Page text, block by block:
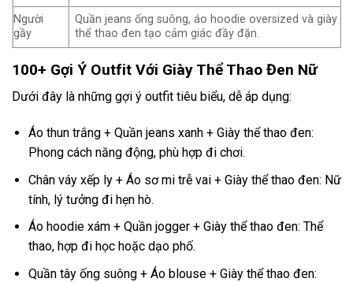
Người
gầy
Quần jeans ống suông, áo hoodie oversized và giày
thể thao đen tạo cảm giác đầy đặn.
100+ Gợi Ý Outfit Với Giày Thể Thao Đen Nữ
Dưới đây là những gợi ý outfit tiêu biểu, dễ áp dụng:
Áo thun trắng + Quần jeans xanh + Giày thể thao đen:
Phong cách năng động, phù hợp đi chơi.
Chân váy xếp ly + Áo sơ mi trễ vai + Giày thể thao đen: Nữ
tính, lý tưởng đi hẹn hò.
Áo hoodie xám + Quần jogger + Giày thể thao đen: Thể
thao, hợp đi học hoặc dạo phố.
Quần tây ống suông + Áo blouse + Giày thể thao đen: